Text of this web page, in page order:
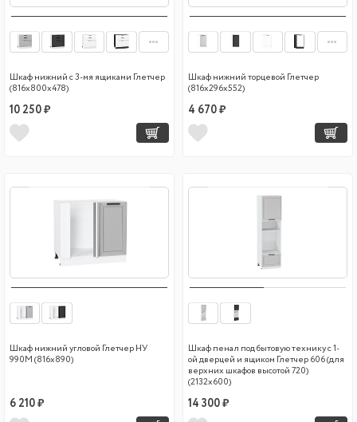
Шкаф нижний с 3-мя ящиками Глетчер
(816х800х478)
10 250 ₽
Шкаф нижний торцевой Глетчер
(816х296х552)
4 670 ₽
Шкаф нижний угловой Глетчер НУ
990М (816х890)
6 210 ₽
Шкаф пенал под бытовую технику с 1-
ой дверцей и ящиком Глетчер 606 (для
верхних шкафов высотой 720)
(2132х600)
14 300 ₽